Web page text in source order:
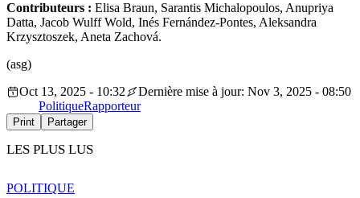
Contributeurs : Elisa Braun, Sarantis Michalopoulos, Anupriya
Datta, Jacob Wulff Wold, Inés Fernández-Pontes, Aleksandra
Krzysztoszek, Aneta Zachová.
(asg)
Oct 13, 2025 - 10:32
Dernière mise à jour: Nov 3, 2025 - 08:50
PolitiqueRapporteur
Print Partager
LES PLUS LUS
POLITIQUE